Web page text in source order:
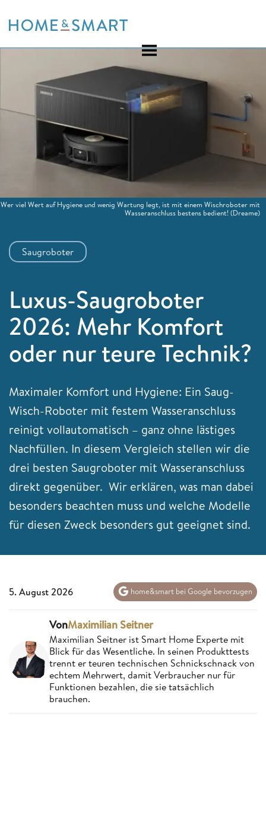
to
Saugroboter
Luxus-Saugroboter
2026: Mehr Komfort
oder nur teure Technik?
Maximaler Komfort und Hygiene: Ein Saug-
Wisch-Roboter mit festem Wasseranschluss
reinigt vollautomatisch – ganz ohne lästiges
Nachfüllen. In diesem Vergleich stellen wir die
drei besten Saugroboter mit Wasseranschluss
direkt gegenüber. Wir erklären, was man dabei
besonders beachten muss und welche Modelle
für diesen Zweck besonders gut geeignet sind.
Wer viel Wert auf Hygiene und wenig Wartung legt, ist mit einem Wischroboter mit
Wasseranschluss bestens bedient!(Dreame)
5. August 2026 home&smart bei Google bevorzugen
VonMaximilian Seitner
Maximilian Seitner ist Smart Home Experte mit
Blick für das Wesentliche. In seinen Produkttests
trennt er teuren technischen Schnickschnack von
echtem Mehrwert, damit Verbraucher nur für
Funktionen bezahlen, die sie tatsächlich
brauchen.